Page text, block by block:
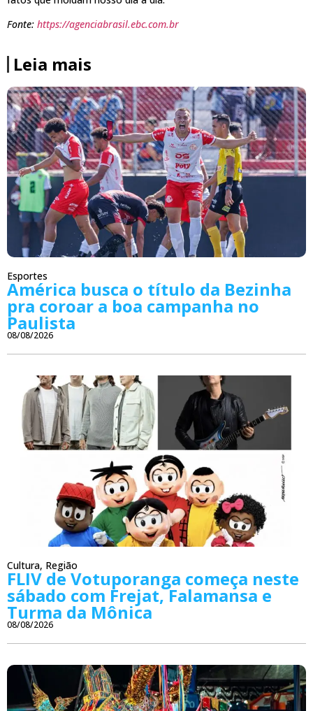
Fonte: https://agenciabrasil.ebc.com.br
Leia mais
Esportes
América busca o título da Bezinha
pra coroar a boa campanha no
Paulista
08/08/2026
Cultura, Região
FLIV de Votuporanga começa neste
sábado com Frejat, Falamansa e
Turma da Mônica
08/08/2026